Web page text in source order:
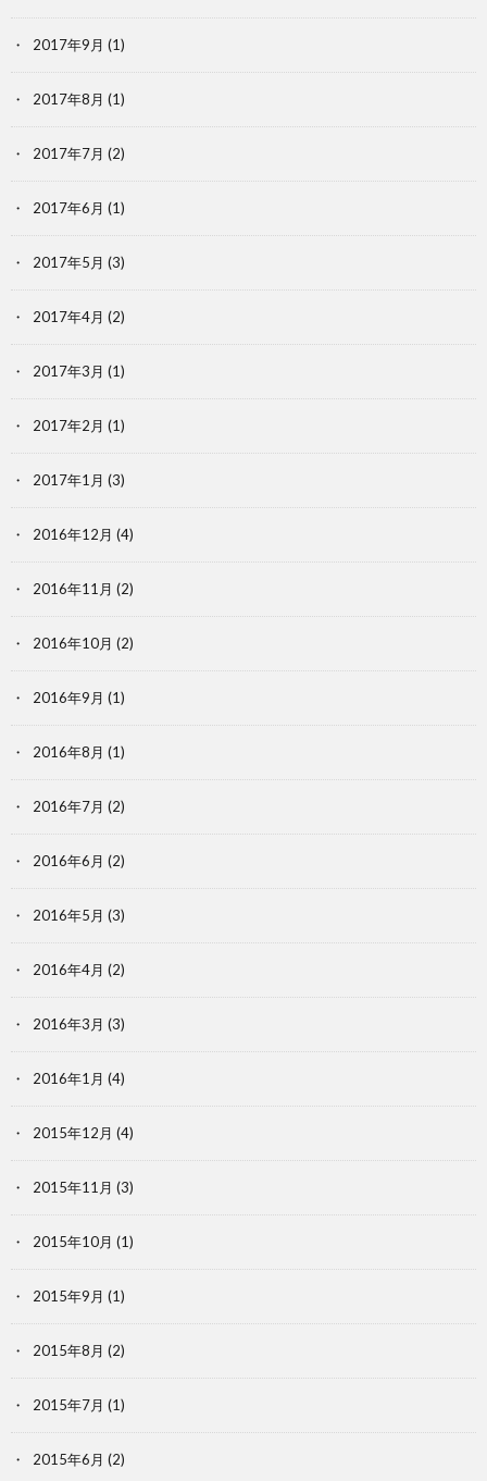
2017年9月 (1)
2017年8月 (1)
2017年7月 (2)
2017年6月 (1)
2017年5月 (3)
2017年4月 (2)
2017年3月 (1)
2017年2月 (1)
2017年1月 (3)
2016年12月 (4)
2016年11月 (2)
2016年10月 (2)
2016年9月 (1)
2016年8月 (1)
2016年7月 (2)
2016年6月 (2)
2016年5月 (3)
2016年4月 (2)
2016年3月 (3)
2016年1月 (4)
2015年12月 (4)
2015年11月 (3)
2015年10月 (1)
2015年9月 (1)
2015年8月 (2)
2015年7月 (1)
2015年6月 (2)